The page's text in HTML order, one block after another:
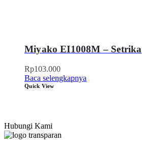
Miyako EI1008M – Setrika
Rp103.000
Baca selengkapnya
Quick View
Hubungi Kami